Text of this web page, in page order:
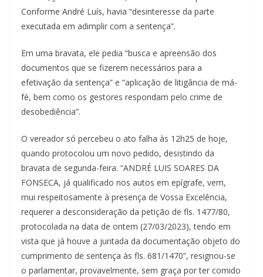
Conforme André Luís, havia “desinteresse da parte
executada em adimplir com a sentença”.
Em uma bravata, ele pedia “busca e apreensão dos
documentos que se fizerem necessários para a
efetivação da sentença” e “aplicação de litigância de má-
fé, bem como os gestores respondam pelo crime de
desobediência”.
O vereador só percebeu o ato falha às 12h25 de hoje,
quando protocolou um novo pedido, desistindo da
bravata de segunda-feira. “ANDRÉ LUIS SOARES DA
FONSECA, já qualificado nos autos em epígrafe, vem,
mui respeitosamente à presença de Vossa Excelência,
requerer a desconsideração da petição de fls. 1477/80,
protocolada na data de ontem (27/03/2023), tendo em
vista que já houve a juntada da documentação objeto do
cumprimento de sentença às fls. 681/1470”, resignou-se
o parlamentar, provavelmente, sem graça por ter comido